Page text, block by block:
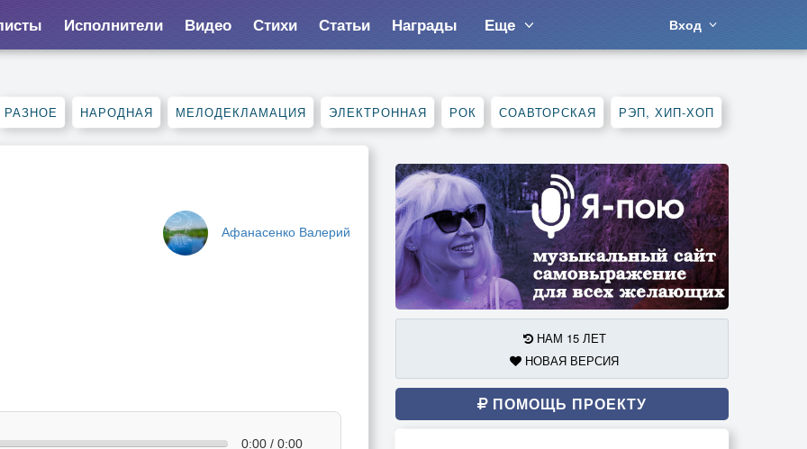
Исполнители Видео Стихи Статьи Награды Еще Вход
РАЗНОЕ НАРОДНАЯ МЕЛОДЕКЛАМАЦИЯ ЭЛЕКТРОННАЯ РОК СОАВТОРСКАЯ РЭП, ХИП-ХОП
Афанасенко Валерий
0:00 / 0:00
НАМ 15 ЛЕТ
НОВАЯ ВЕРСИЯ
ПОМОЩЬ ПРОЕКТУ